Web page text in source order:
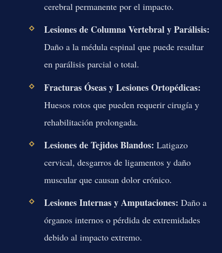
cerebral permanente por el impacto.
Lesiones de Columna Vertebral y Parálisis:
Daño a la médula espinal que puede resultar
en parálisis parcial o total.
Fracturas Óseas y Lesiones Ortopédicas:
Huesos rotos que pueden requerir cirugía y
rehabilitación prolongada.
Lesiones de Tejidos Blandos: Latigazo
cervical, desgarros de ligamentos y daño
muscular que causan dolor crónico.
Lesiones Internas y Amputaciones: Daño a
órganos internos o pérdida de extremidades
debido al impacto extremo.